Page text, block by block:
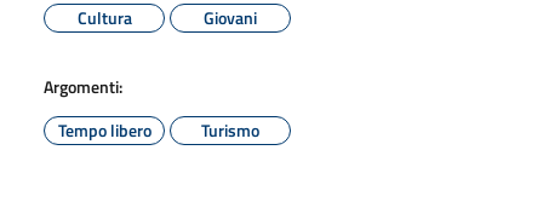
Cultura
Giovani
Argomenti:
Tempo libero
Turismo